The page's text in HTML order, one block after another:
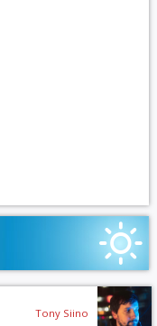
Tony Siino